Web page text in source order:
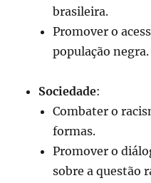
brasileira.
Promover o
população negra.
Sociedade:
Combater o
formas.
Promover o
sobre a questão